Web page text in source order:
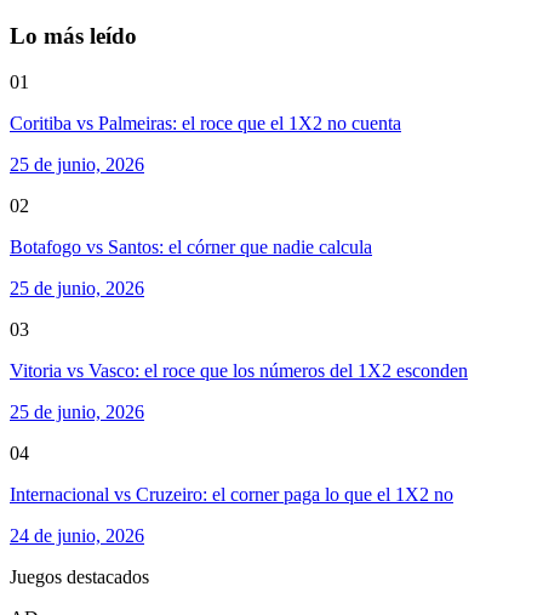
Lo más leído
01
Coritiba vs Palmeiras: el roce que el 1X2 no cuenta
25 de junio, 2026
02
Botafogo vs Santos: el córner que nadie calcula
25 de junio, 2026
03
Vitoria vs Vasco: el roce que los números del 1X2 esconden
25 de junio, 2026
04
Internacional vs Cruzeiro: el corner paga lo que el 1X2 no
24 de junio, 2026
Juegos destacados